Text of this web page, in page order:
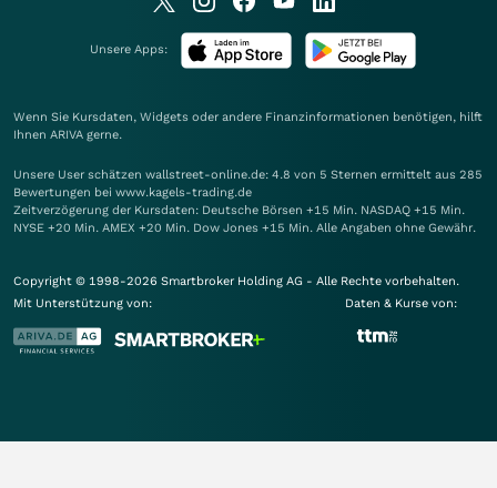
Unsere Apps:
Wenn Sie Kursdaten, Widgets oder andere Finanzinformationen benötigen, hilft
Ihnen ARIVA gerne.
Unsere User schätzen wallstreet-online.de: 4.8 von 5 Sternen ermittelt aus 285
Bewertungen bei www.kagels-trading.de
Zeitverzögerung der Kursdaten: Deutsche Börsen +15 Min. NASDAQ +15 Min.
NYSE +20 Min. AMEX +20 Min. Dow Jones +15 Min. Alle Angaben ohne Gewähr.
Copyright © 1998-2026 Smartbroker Holding AG - Alle Rechte vorbehalten.
Mit Unterstützung von:
Daten & Kurse von: